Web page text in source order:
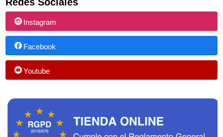
Instagram
Facebook
Youtube